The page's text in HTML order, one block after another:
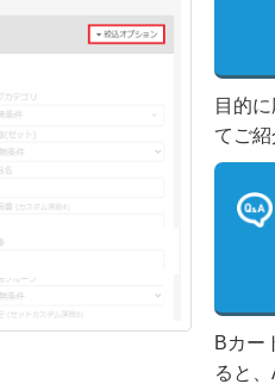
目的
てご
Bカー
ると